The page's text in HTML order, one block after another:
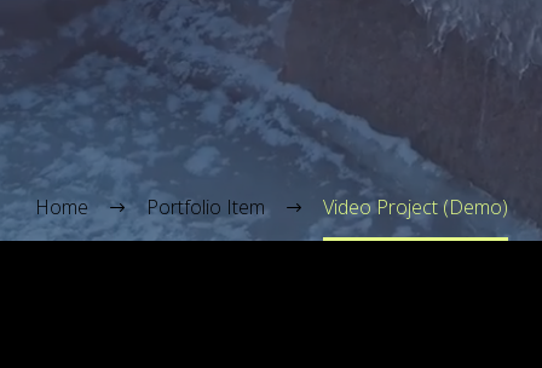
Home Portfolio Item Video Project (Demo)